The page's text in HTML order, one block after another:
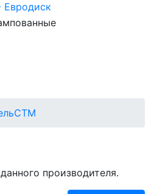
Евродиск
CTM
производителя.